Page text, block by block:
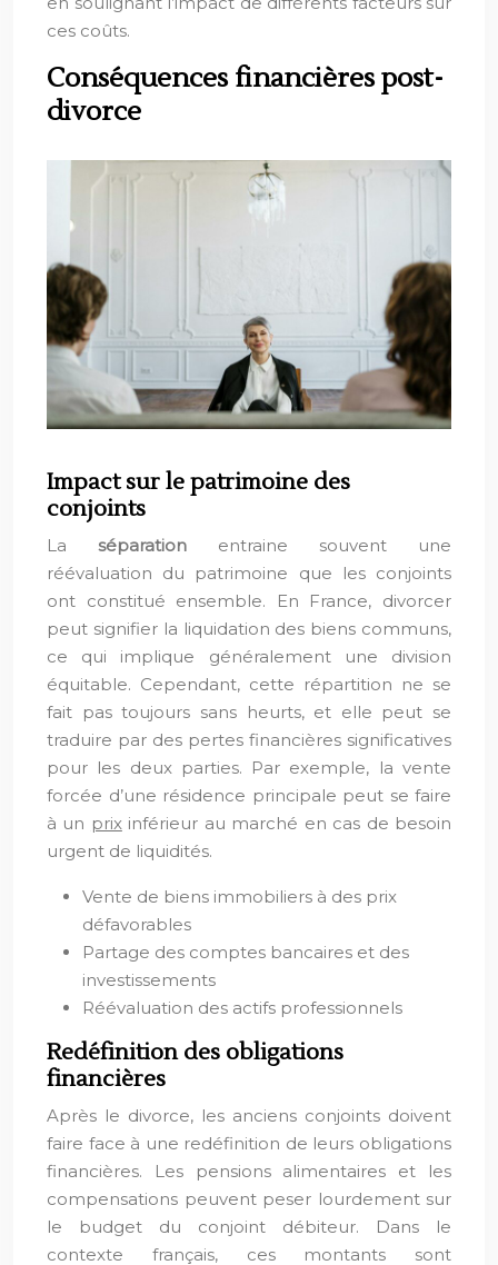
ces coûts.
Conséquences financières post-
divorce
Impact sur le patrimoine des
conjoints
La séparation entraine souvent une
réévaluation du patrimoine que les conjoints
ont constitué ensemble. En France, divorcer
peut signifier la liquidation des biens communs,
ce qui implique généralement une division
équitable. Cependant, cette répartition ne se
fait pas toujours sans heurts, et elle peut se
traduire par des pertes financières significatives
pour les deux parties. Par exemple, la vente
forcée d’une résidence principale peut se faire
à un prixinférieur au marché en cas de besoin
urgent de liquidités.
Vente de biens immobiliers à des prix
défavorables
Partage des comptes bancaires et des
investissements
Réévaluation des actifs professionnels
Redéfinition des obligations
financières
Après le divorce, les anciens conjoints doivent
faire face à une redéfinition de leurs obligations
financières. Les pensions alimentaires et les
compensations peuvent peser lourdement sur
le budget du conjoint débiteur. Dans le
contexte français, ces montants sont